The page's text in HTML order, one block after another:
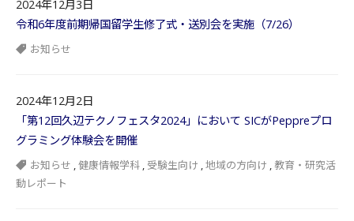
2024年12月3日
令和6年度前期帰国留学生修了式・送別会を実施（7/26）
お知らせ
2024年12月2日
「第12回久辺テクノフェスタ2024」において SICがPeppreプロ
グラミング体験会を開催
お知らせ ,健康情報学科 , 受験生向け ,地域の方向け , 教育・研究活
動レポート